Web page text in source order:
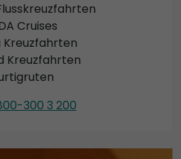
Cruises
Kreuzfahrten
Kreuzfahrten
300 3 200